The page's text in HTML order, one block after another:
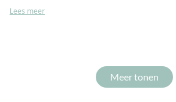
Lees meer
Meer tonen